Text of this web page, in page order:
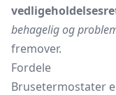
behagelig og
fremover.
Fordele
Brusetermostater